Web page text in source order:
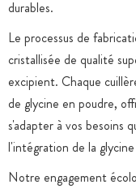
durables.
Le processus de
cristallisée de qualité
excipient. Chaque
de glycine en poudre,
s'adapter à vos besoins
l'intégration de la
Notre engagement